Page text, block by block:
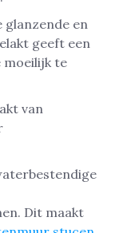
glanzende en
geeft een
moeilijk te
van
Dit maakt